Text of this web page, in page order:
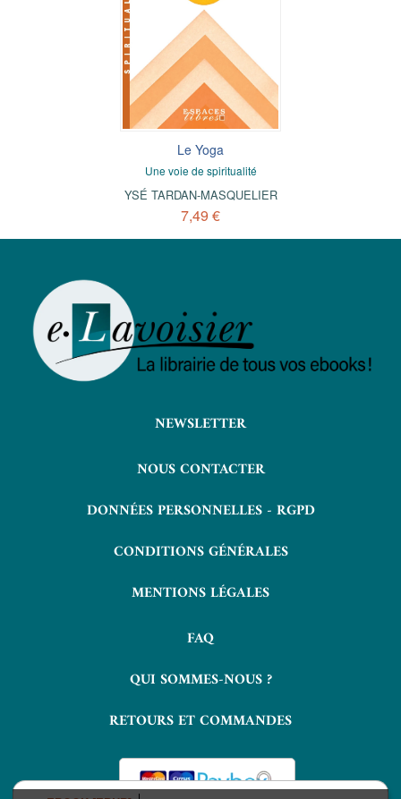
Le Yoga
Une voie de spiritualité
YSÉ TARDAN-MASQUELIER
7,49 €
NEWSLETTER
NOUS CONTACTER
DONNÉES PERSONNELLES - RGPD
CONDITIONS GÉNÉRALES
MENTIONS LÉGALES
FAQ
QUI SOMMES-NOUS ?
RETOURS ET COMMANDES